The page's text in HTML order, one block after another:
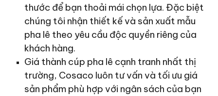
thước để bạn thoải mái chọn lựa. Đặc biệt
chúng tôi nhận thiết kế và sản xuất mẫu
pha lê theo yêu cầu độc quyền riêng của
khách hàng.
Giá thành cúp pha lê cạnh tranh nhất thị
trường, Cosaco luôn tư vấn và tối ưu giá
sản phẩm phù hợp với ngân sách của bạn